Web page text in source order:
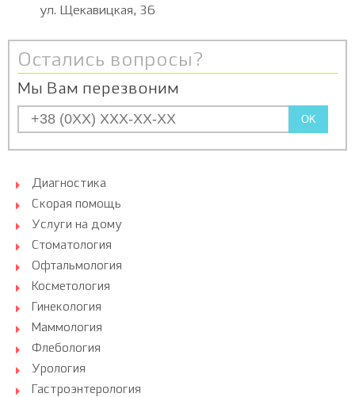
ул. Щекавицкая, 36
Остались вопросы?
Мы Вам перезвоним
OK
Диагностика
Скорая помощь
Услуги на дому
Стоматология
Офтальмология
Косметология
Гинекология
Маммология
Флебология
Урология
Гастроэнтерология